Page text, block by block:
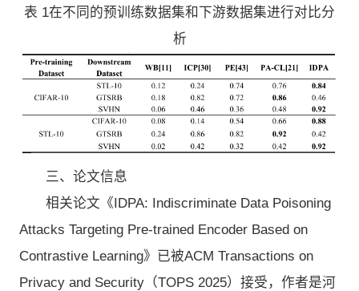
表 1在不同的预训练数据集和下游数据集进行对比分
析
三、论文信息
相关论文《IDPA: Indiscriminate Data Poisoning
Attacks Targeting Pre-trained Encoder Based on
Contrastive Learning》已被ACM Transactions on
Privacy and Security（TOPS 2025）接受，作者是河